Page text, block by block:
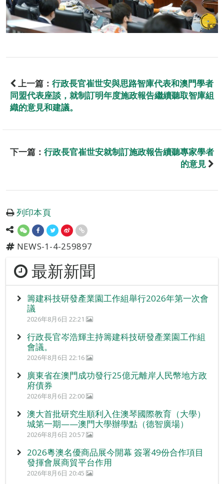
上一篇： 行政長官崔世安與思路智庫代表和澳門學者
同盟代表座談，就制訂明年度施政報告繼續聽取智庫組
織的意見和建議。
下一篇： 行政長官崔世安就制訂施政報告續聽專家學者
的意見
列印本頁
NEWS-1-4-259897
最新新聞
籌建科技研發產業園工作組舉行2026年第一次會
議
2026年8月6日 22:21
行政長官岑浩輝主持籌建科技研發產業園工作組
會議。
2026年8月6日 22:16
廣東省在澳門成功發行25億元離岸人民幣地方政
府債券
2026年8月6日 22:00
澳大首批研究生順利入住澳琴國際教育（大學）
城第一期——澳門大學辦學點（德智廣場）
2026年8月6日 20:57
2026粵澳名優商品展今開幕 簽署49份合作項目
發揮會展商貿平台作用
2026年8月6日 20:45